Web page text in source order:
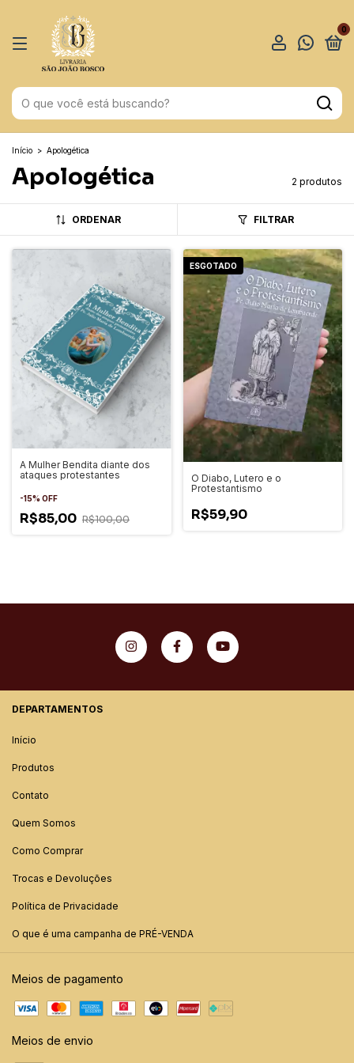
0
Início > Apologética
Apologética 2 produtos
ORDENAR FILTRAR
A Mulher Bendita diante dos
ataques protestantes
-15% OFF
R$85,00 R$100,00
ESGOTADO
O Diabo, Lutero e o
Protestantismo
R$59,90
DEPARTAMENTOS
Início
Produtos
Contato
Quem Somos
Como Comprar
Trocas e Devoluções
Política de Privacidade
O que é uma campanha de PRÉ-VENDA
Meios de pagamento
Meios de envio